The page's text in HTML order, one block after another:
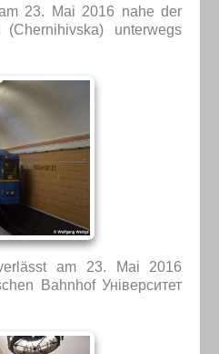
23. Mai 2016 nahe der
(Chernihivska) unterwegs
am 23. Mai 2016
Bahnhof Університет